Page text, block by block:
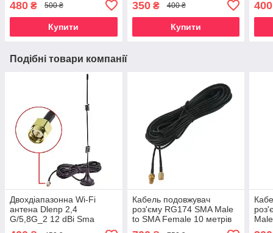
базою. sma
480 ₴ 500 ₴
Купити
350₴ 400 ₴
Купити
400
Подібні товари компанії
Двохдіапазонна Wi-Fi
антена Dlenp 2,4
G/5,8G_2 12 dBi Sma
male. Антенний
Кабель подовжувач
роз'єму RG174 SMA Male
to SMA Female 10 метрів
антен WIFI/4G